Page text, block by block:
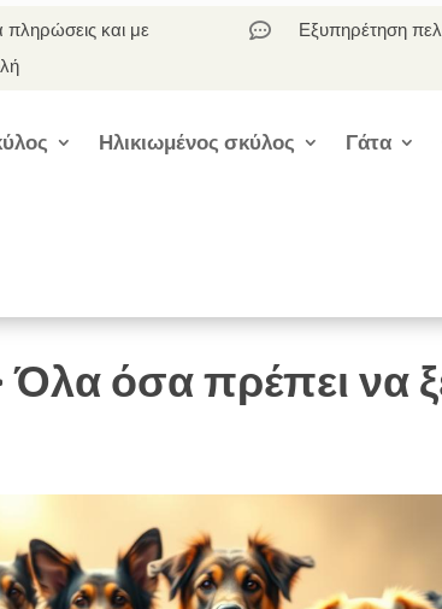
πληρώσεις και με
 Εξυπηρέτηση
Ηλικιωμένος σκύλος Γάτα
όσα πρέπει να